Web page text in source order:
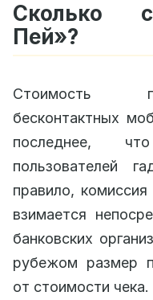
Сколько
Пей»?
Стоимость
бесконтактных
последнее,
пользователей
правило,
взимается
банковских
рубежом размер
от стоимости чека.